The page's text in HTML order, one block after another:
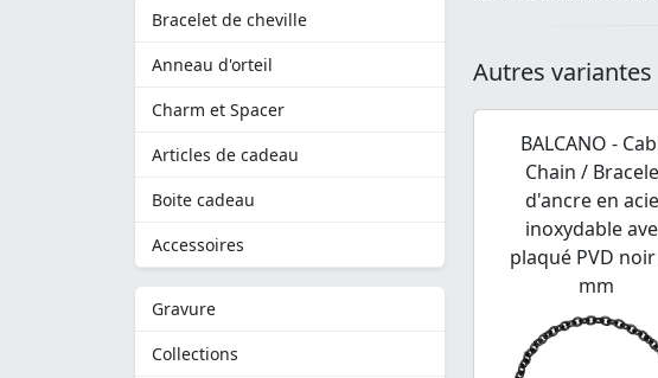
Bracelet de cheville
Anneau d'orteil
Charm et Spacer
Articles de cadeau
Boite cadeau
Accessoires
Gravure
Collections
Autres variantes
BALCANO -
Chain /
d'ancre en
inoxydable
plaqué PVD
mm